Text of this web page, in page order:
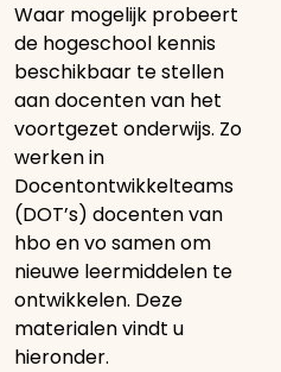
Waar mogelijk probeert
de hogeschool kennis
beschikbaar te stellen
aan docenten van het
voortgezet onderwijs. Zo
werken in
Docentontwikkelteams
(DOT’s) docenten van
hbo en vo samen om
nieuwe leermiddelen te
ontwikkelen. Deze
materialen vindt u
hieronder.